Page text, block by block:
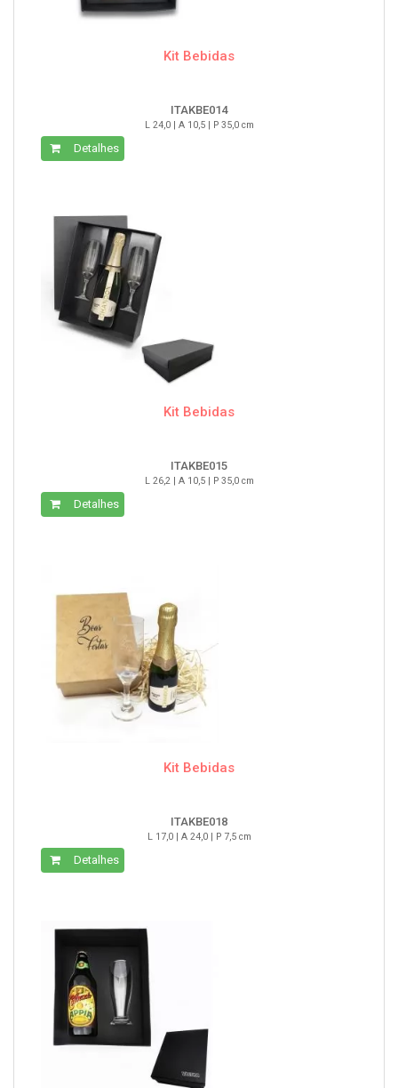
Kit Bebidas
ITAKBE014
L 24,0 | A 10,5 | P 35,0 cm
Detalhes
Kit Bebidas
ITAKBE015
L 26,2 | A 10,5 | P 35,0 cm
Detalhes
Kit Bebidas
ITAKBE018
L 17,0 | A 24,0 | P 7,5 cm
Detalhes